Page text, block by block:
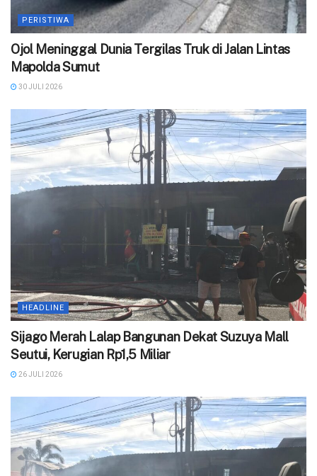
PERISTIWA
Ojol Meninggal Dunia Tergilas Truk di Jalan Lintas
Mapolda Sumut
30 JULI 2026
HEADLINE
Sijago Merah Lalap Bangunan Dekat Suzuya Mall
Seutui, Kerugian Rp1,5 Miliar
26 JULI 2026